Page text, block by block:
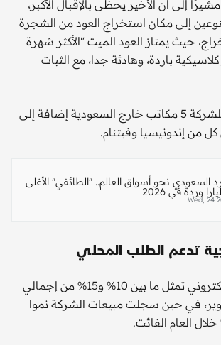
إلى أن الأخير يحظى بالإقبال الأكبر،
إلى مكان استخراج العود من الشجرة
حيث يمتاز العود الميت "الأكثر شهرة
باردة، وهادئة جدا، مع الثبات
وأوضح الجوير أن للشركة 5 مكاتب خارج السعودية إضافة إلى
من إندونيسيا وفيتنام.
السعودي نحو أسواق العالم.. "الطائفي" الأغلى
وردة في 2026
Wed, 24
تدعم الطلب المحلي
مبيعات المتجر الإلكتروني تمثل ما بين 10% و15% من إجمالي
في حين سجلت مبيعات الشركة نموا